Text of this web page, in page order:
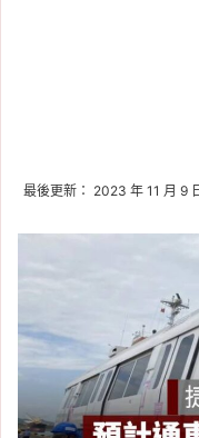
最後更新： 2023 年 11 月 9